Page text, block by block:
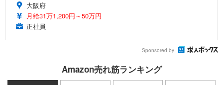
大阪府
月給31万1,200円～50万円
正社員
Sponsored by
Amazon売れ筋ランキング